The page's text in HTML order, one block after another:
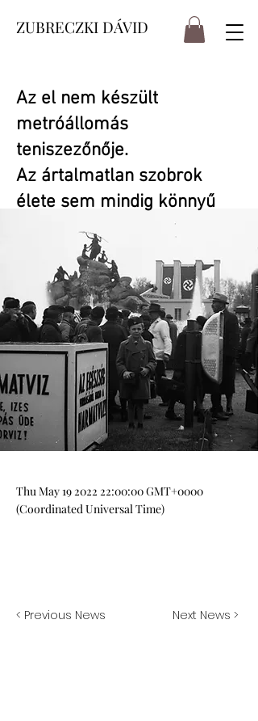
ZUBRECZKI DÁVID
Thu May19 2022 22:00:00 GMT+0000
(Coordinated Universal Time)
< Previous News Next News >
Az el nem készült
metróállomás
teniszezőnője.
Az ártalmatlan szobrok
élete sem mindig könnyű